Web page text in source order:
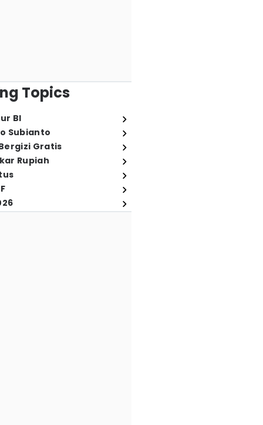
Topics
BI
Subianto
Gratis
Rupiah